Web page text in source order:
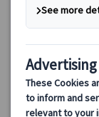
サグラダ・ファ
きツアー。サン
ナの街並みを一
も楽しめます。